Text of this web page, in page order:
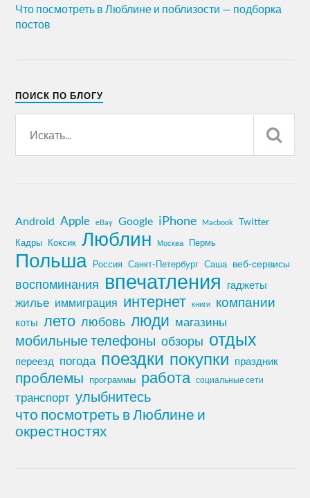
Что посмотреть в Люблине и поблизости — подборка
постов
ПОИСК ПО БЛОГУ
Android Apple eBay Google iPhone Macbook Twitter
Кадры Коксик Люблин Москва Пермь
Польша Россия Санкт-Петербург Саша веб-сервисы
воспоминания впечатления гаджеты
жилье иммиграция интернет книги компании
коты лето любовь люди магазины
мобильные телефоны обзоры отдых
переезд погода поездки покупки праздник
проблемы программы работа социальные сети
транспорт улыбнитесь
что посмотреть в Люблине и
окрестностях